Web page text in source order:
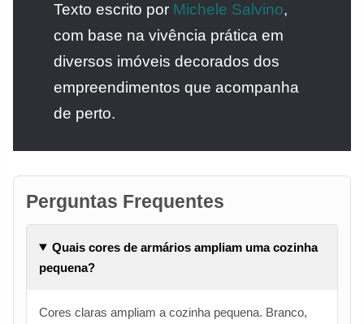
Texto escrito por Michele Salvino,
com base na vivência prática em
diversos imóveis decorados dos
empreendimentos que acompanha
de perto.
Perguntas Frequentes
Quais cores de armários ampliam uma cozinha
pequena?
Cores claras ampliam a cozinha pequena. Branco,